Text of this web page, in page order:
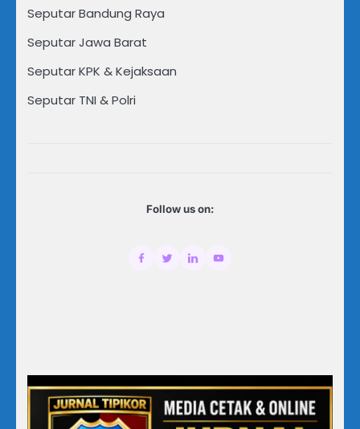
Seputar Bandung Raya
Seputar Jawa Barat
Seputar KPK & Kejaksaan
Seputar TNI & Polri
Follow us on: